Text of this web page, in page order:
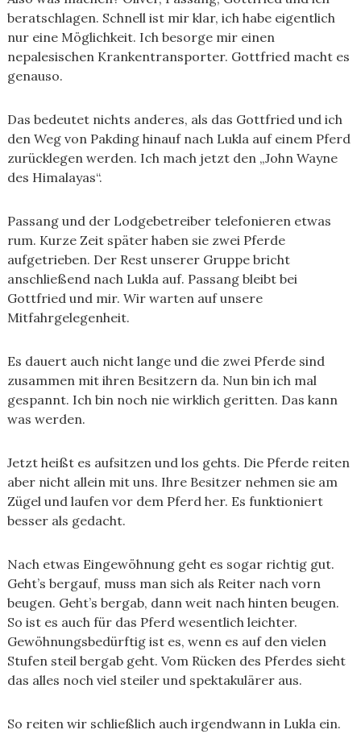
beratschlagen. Schnell ist mir klar, ich habe eigentlich
nur eine Möglichkeit. Ich besorge mir einen
nepalesischen Krankentransporter. Gottfried macht es
genauso.
Das bedeutet nichts anderes, als das Gottfried und ich
den Weg von Pakding hinauf nach Lukla auf einem Pferd
zurücklegen werden. Ich mach jetzt den „John Wayne
des Himalayas“.
Passang und der Lodgebetreiber telefonieren etwas
rum. Kurze Zeit später haben sie zwei Pferde
aufgetrieben. Der Rest unserer Gruppe bricht
anschließend nach Lukla auf. Passang bleibt bei
Gottfried und mir. Wir warten auf unsere
Mitfahrgelegenheit.
Es dauert auch nicht lange und die zwei Pferde sind
zusammen mit ihren Besitzern da. Nun bin ich mal
gespannt. Ich bin noch nie wirklich geritten. Das kann
was werden.
Jetzt heißt es aufsitzen und los gehts. Die Pferde reiten
aber nicht allein mit uns. Ihre Besitzer nehmen sie am
Zügel und laufen vor dem Pferd her. Es funktioniert
besser als gedacht.
Nach etwas Eingewöhnung geht es sogar richtig gut.
Geht’s bergauf, muss man sich als Reiter nach vorn
beugen. Geht’s bergab, dann weit nach hinten beugen.
So ist es auch für das Pferd wesentlich leichter.
Gewöhnungsbedürftig ist es, wenn es auf den vielen
Stufen steil bergab geht. Vom Rücken des Pferdes sieht
das alles noch viel steiler und spektakulärer aus.
So reiten wir schließlich auch irgendwann in Lukla ein.